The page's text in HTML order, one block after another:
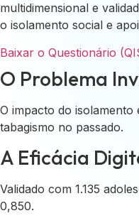
multidimensional e
o isolamento social e
Baixar o Questionário
O Problema
O impacto do
tabagismo no passado.
A Eficácia
Validado com 1.135
0,850.